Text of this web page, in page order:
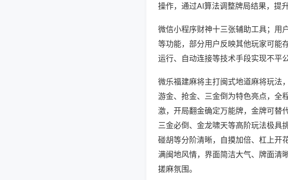
操作，通过AI算法调整牌局结果，提升
微信小程序财神十三张辅助工具；用
等功能，部分用户反映其他玩家可能
运行、自动连接等技术手段实现不平公
微乐福建麻将主打闽式地道麻将玩法
游金、抢金、三金倒为特色亮点，全
激，开局翻金确定万能牌，金牌可替
三金必倒、金龙啸天等高阶玩法极具
碰胡等分阶清晰，自摸加倍、杠上开
满闽地风情，界面简洁大气、牌面清
搓麻氛围。